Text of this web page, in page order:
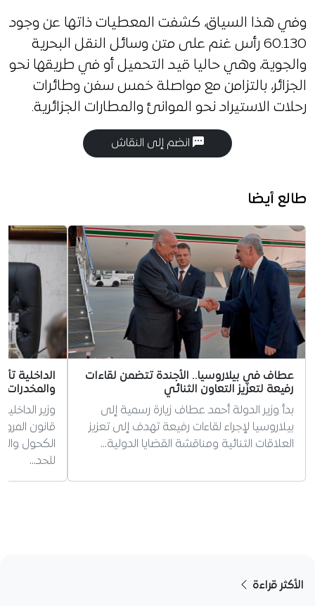
وفي هذا السياق، كشفت المعطيات ذاتها عن وجود
60.130 رأس غنم على متن وسائل النقل البحرية
والجوية، وهي حاليا قيد التحميل أو في طريقها نحو
الجزائر، بالتزامن مع مواصلة خمس سفن وطائرات
رحلات الاستيراد نحو الموانئ والمطارات الجزائرية.
انضم إلى النقاش
طالع أيضا
عطاف في بيلاروسيا.. الأجندة تتضمن لقاءات
رفيعة لتعزيز التعاون الثنائي
بدأ وزير الدولة أحمد عطاف زيارة رسمية إلى
بيلاروسيا لإجراء لقاءات رفيعة تهدف إلى تعزيز
العلاقات الثنائية ومناقشة القضايا الدولية…
الداخلية
والمخدرات
وزير
قانون
الكحول
للحد…
الأكثر قراءة